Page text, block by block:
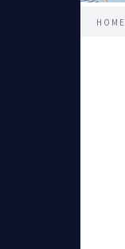
HOME